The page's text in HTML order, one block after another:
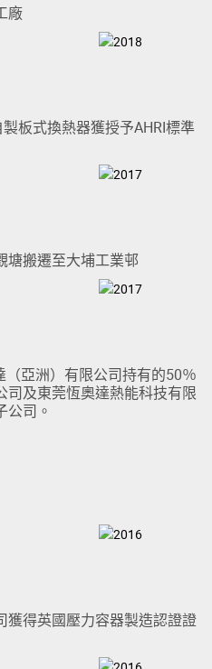
廠
板式換熱器獲授予AHRI標準
塘搬遷至大埔工業邨
亞洲）有限公司持有的50％
司及東莞恆奧達熱能科技有限
公司。
獲得英國壓力容器製造認證證